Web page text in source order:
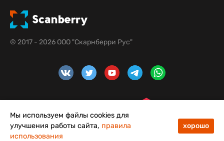
© 2017 - 2026 ООО "Скарнберри Рус"
4,8
Мы используем файлы cookies для
улучшения работы сайта, правила
использования
хорошо